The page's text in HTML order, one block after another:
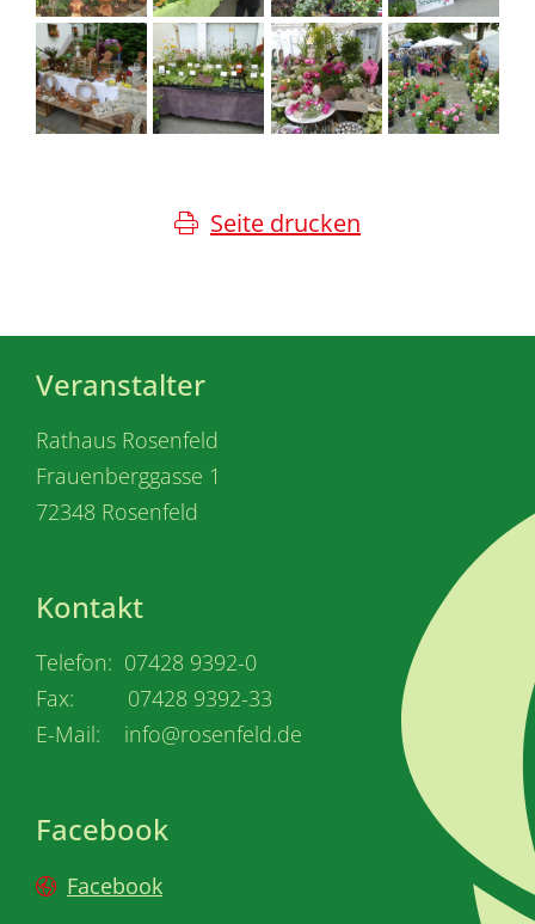
Seite drucken
Veranstalter
Rathaus Rosenfeld
Frauenberggasse 1
72348 Rosenfeld
Kontakt
Telefon: 07428 9392-0
Fax: 07428 9392-33
E-Mail: info@rosenfeld.de
Facebook
Facebook